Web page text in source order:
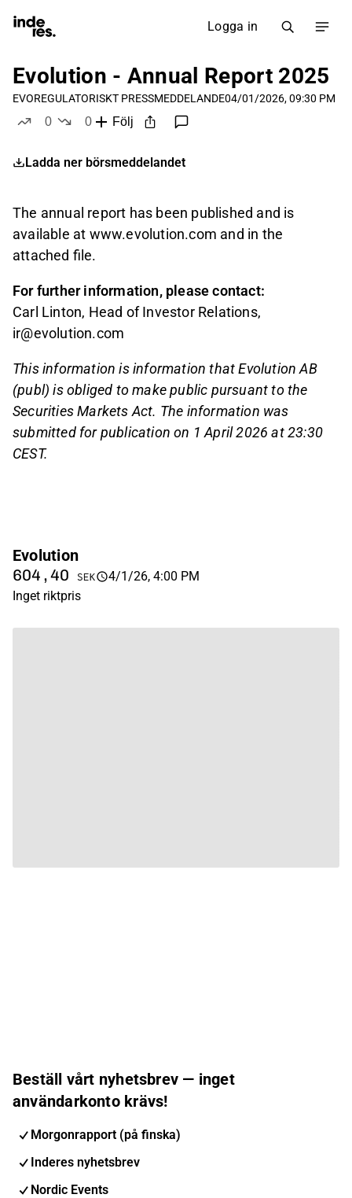
Logga in
Evolution - Annual Report 2025
EVOREGULATORISKT PRESSMEDDELANDE04/01/2026, 09:30 PM
0
0
Följ
Ladda ner börsmeddelandet
The annual report has been published and is
available at www.evolution.com and in the
attached file.
For further information, please contact:
Carl Linton, Head of Investor Relations,
ir@evolution.com
This information is information that Evolution AB
(publ) is obliged to make public pursuant to the
Securities Markets Act. The information was
submitted for publication on 1 April 2026 at 23:30
CEST.
Evolution
604,40 SEK
4/1/26, 4:00 PM
Inget riktpris
Beställ vårt nyhetsbrev — inget
användarkonto krävs!
Morgonrapport (på finska)
Inderes nyhetsbrev
Nordic Events